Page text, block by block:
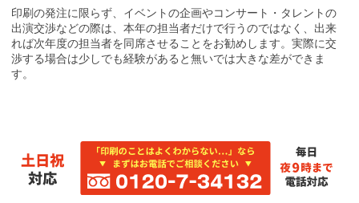
印刷の発注に限らず、イベントの企画やコンサート・タレントの
出演交渉などの際は、本年の担当者だけで行うのではなく、出来
れば次年度の担当者を同席させることをお勧めします。実際に交
渉する場合は少しでも経験があると無いでは大きな差ができま
す。